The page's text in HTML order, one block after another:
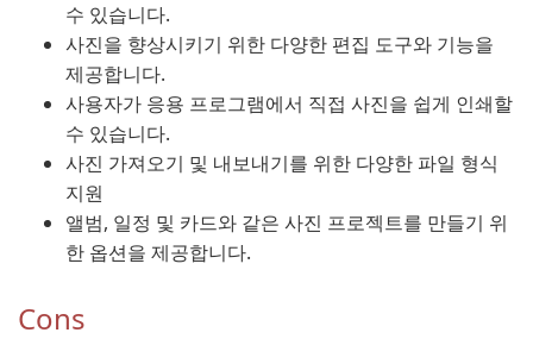
수 있습니다.
사진을 향상시키기 위한 다양한 편집 도구와 기능을
제공합니다.
사용자가 응용 프로그램에서 직접 사진을 쉽게 인쇄할
수 있습니다.
사진 가져오기 및 내보내기를 위한 다양한 파일 형식
지원
앨범, 일정 및 카드와 같은 사진 프로젝트를 만들기 위
한 옵션을 제공합니다.
Cons